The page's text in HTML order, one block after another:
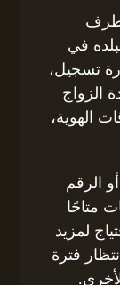
طرف
في
تسجيل،
الزواج
الهوية،
الرقم
متاحًا
لمزيد
فترة